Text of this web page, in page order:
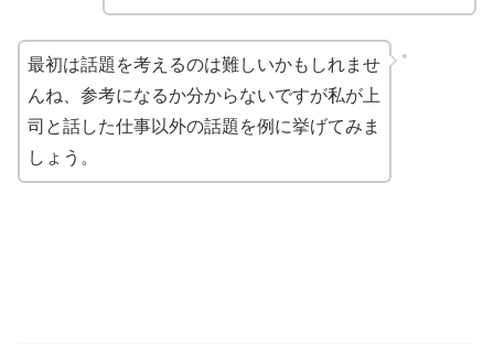
最初は話題を考えるのは難しいかもしれませ
んね、参考になるか分からないですが私が上
司と話した仕事以外の話題を例に挙げてみま
しょう。